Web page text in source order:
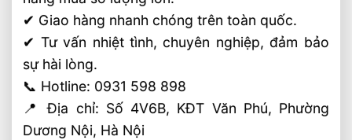
✔ Giao hàng nhanh chóng trên toàn quốc.
✔ Tư vấn nhiệt tình, chuyên nghiệp, đảm bảo
sự hài lòng.
📞 Hotline: 0931 598 898
📍 Địa chỉ: Số 4V6B, KĐT Văn Phú, Phường
Dương Nội, Hà Nội